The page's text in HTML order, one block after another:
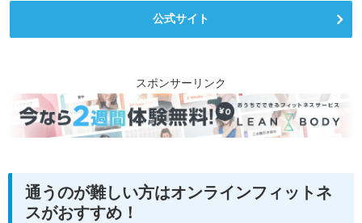
公式サイト
スポンサーリンク
通うのが難しい方はオンラインフィットネ
スがおすすめ！